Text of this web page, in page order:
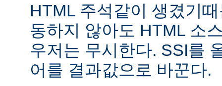
HTML 주석같이 생겼기
동하지 않아도 HTML 소
우저는 무시한다. SSI를
어를 결과값으로 바꾼다.